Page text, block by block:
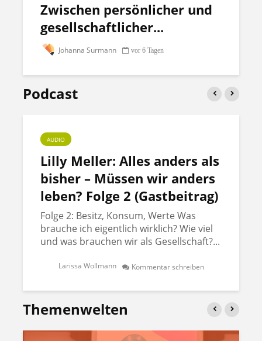
Zwischen persönlicher und
gesellschaftlicher...
Johanna Surmann vor 6 Tagen
Podcast
AUDIO
Lilly Meller: Alles anders als
bisher – Müssen wir anders
leben? Folge 2 (Gastbeitrag)
Folge 2: Besitz, Konsum, Werte Was
brauche ich eigentlich wirklich? Wie viel
und was brauchen wir als Gesellschaft?...
Larissa Wollmann Kommentar schreiben
Themenwelten